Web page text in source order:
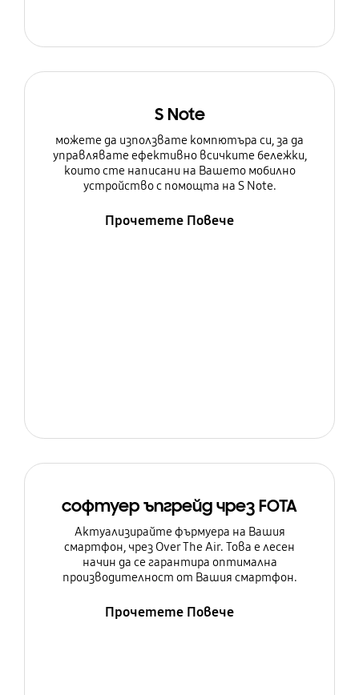
S Note
можете да използвате компютъра си, за да
управлявате ефективно всичките бележки,
които сте написани на Вашето мобилно
устройство с помощта на S Note.
Прочетете Повече
софтуер ъпгрейд чрез FOTA
Актуализирайте фърмуера на Вашия
смартфон, чрез Over The Air. Това е лесен
начин да се гарантира оптимална
производителност от Вашия смартфон.
Прочетете Повече